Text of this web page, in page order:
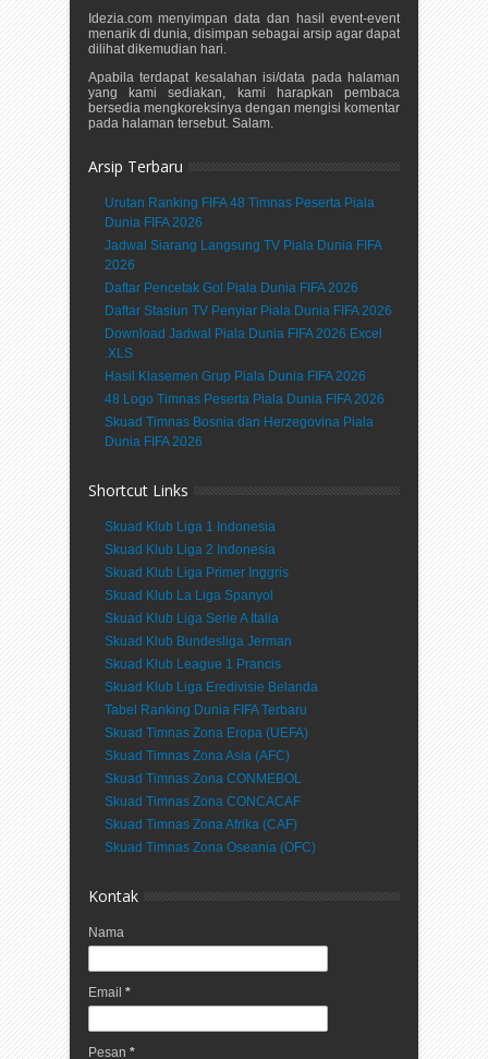
Idezia.com menyimpan data dan hasil event-event
menarik di dunia, disimpan sebagai arsip agar dapat
dilihat dikemudian hari.
Apabila terdapat kesalahan isi/data pada halaman
yang kami sediakan, kami harapkan pembaca
bersedia mengkoreksinya dengan mengisi komentar
pada halaman tersebut. Salam.
Arsip Terbaru
Urutan Ranking FIFA 48 Timnas Peserta Piala
Dunia FIFA 2026
Jadwal Siarang Langsung TV Piala Dunia FIFA
2026
Daftar Pencetak Gol Piala Dunia FIFA 2026
Daftar Stasiun TV Penyiar Piala Dunia FIFA 2026
Download Jadwal Piala Dunia FIFA 2026 Excel
.XLS
Hasil Klasemen Grup Piala Dunia FIFA 2026
48 Logo Timnas Peserta Piala Dunia FIFA 2026
Skuad Timnas Bosnia dan Herzegovina Piala
Dunia FIFA 2026
Shortcut Links
Skuad Klub Liga 1 Indonesia
Skuad Klub Liga 2 Indonesia
Skuad Klub Liga Primer Inggris
Skuad Klub La Liga Spanyol
Skuad Klub Liga Serie A Italia
Skuad Klub Bundesliga Jerman
Skuad Klub League 1 Prancis
Skuad Klub Liga Eredivisie Belanda
Tabel Ranking Dunia FIFA Terbaru
Skuad Timnas Zona Eropa (UEFA)
Skuad Timnas Zona Asia (AFC)
Skuad Timnas Zona CONMEBOL
Skuad Timnas Zona CONCACAF
Skuad Timnas Zona Afrika (CAF)
Skuad Timnas Zona Oseania (OFC)
Kontak
Nama
Email *
Pesan *